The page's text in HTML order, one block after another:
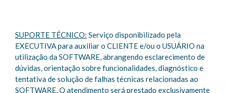
SUPORTE TÉCNICO: Serviço disponibilizado pela
EXECUTIVA para auxiliar o CLIENTE e/ou o USUÁRIO na
utilização da SOFTWARE, abrangendo esclarecimento de
dúvidas, orientação sobre funcionalidades, diagnóstico e
tentativa de solução de falhas técnicas relacionadas ao
SOFTWARE. O atendimento será prestado exclusivamente